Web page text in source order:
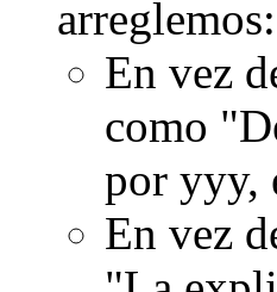
arreglemos:
En vez
como
por yyy,
En vez